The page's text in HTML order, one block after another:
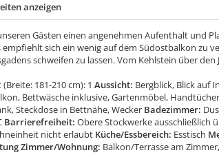
anzeigen
Gästen einen angenehmen Aufenthalt und
empfiehlt sich ein wenig auf dem Südostbalkon zu
schweifen zu lassen. Vom Kehlstein über den
181-210 cm): 1 Aussicht: Bergblick, Blick auf
Bettwäsche inklusive, Gartenmöbel,
Steckdose in Bettnähe, WeckerBadezimmer:
Barrierefreiheit: Obere Stockwerke ausschließlich
nicht erlaubtKüche/Essbereich: Esstisch
Zimmer/Wohnung: Balkon/Terrasse am